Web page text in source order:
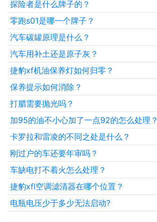
探险者是什么牌子的？
零跑s01是哪一个牌子？
汽车碳罐原理是什么？
汽车用补土还是原子灰？
捷豹xf机油保养灯如何归零？
保养提示如何消除？
打腊需要抛光吗？
加95的油不小心加了一点92的怎么处理？
卡罗拉和雷凌的不同之处是什么？
刚过户的车还要年审吗？
车缺电打不着火怎么处理？
捷豹xfl空调滤清器在哪个位置？
电瓶电压少于多少无法启动?